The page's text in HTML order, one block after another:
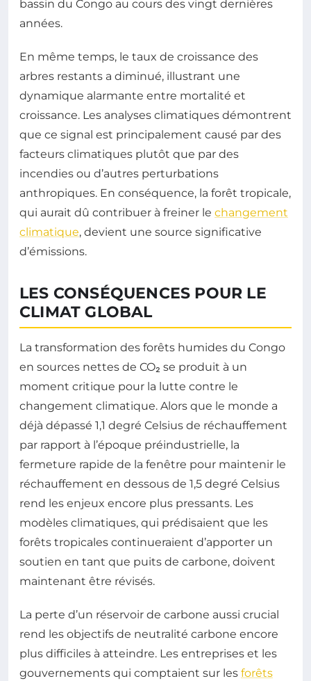
bassin du Congo au cours des vingt dernières
années.
En même temps, le taux de croissance des
arbres restants a diminué, illustrant une
dynamique alarmante entre mortalité et
croissance. Les analyses climatiques démontrent
que ce signal est principalement causé par des
facteurs climatiques plutôt que par des
incendies ou d’autres perturbations
anthropiques. En conséquence, la forêt tropicale,
qui aurait dû contribuer à freiner le changement
climatique, devient une source significative
d’émissions.
LES CONSÉQUENCES POUR LE
CLIMAT GLOBAL
La transformation des forêts humides du Congo
en sources nettes de CO₂ se produit à un
moment critique pour la lutte contre le
changement climatique. Alors que le monde a
déjà dépassé 1,1 degré Celsius de réchauffement
par rapport à l’époque préindustrielle, la
fermeture rapide de la fenêtre pour maintenir le
réchauffement en dessous de 1,5 degré Celsius
rend les enjeux encore plus pressants. Les
modèles climatiques, qui prédisaient que les
forêts tropicales continueraient d’apporter un
soutien en tant que puits de carbone, doivent
maintenant être révisés.
La perte d’un réservoir de carbone aussi crucial
rend les objectifs de neutralité carbone encore
plus difficiles à atteindre. Les entreprises et les
gouvernements qui comptaient sur les forêts